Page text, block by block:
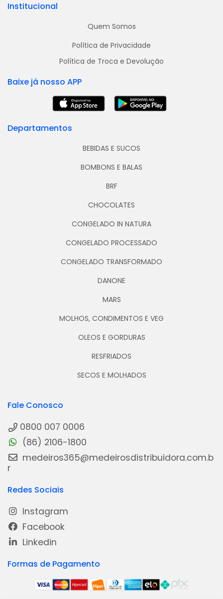
Institucional
Quem Somos
Política de Privacidade
Política de Troca e Devolução
Baixe já nosso APP
Departamentos
BEBIDAS E SUCOS
BOMBONS E BALAS
BRF
CHOCOLATES
CONGELADO IN NATURA
CONGELADO PROCESSADO
CONGELADO TRANSFORMADO
DANONE
MARS
MOLHOS, CONDIMENTOS E VEG
OLEOS E GORDURAS
RESFRIADOS
SECOS E MOLHADOS
Fale Conosco
0800 007 0006
(86) 2106-1800
medeiros365@medeirosdistribuidora.com.b
r
Redes Sociais
Instagram
Facebook
Linkedin
Formas de Pagamento